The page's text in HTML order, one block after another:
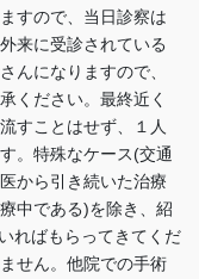
すので、当日診察は
来に受診されている
んになりますので、
ください。最終近く
すことはせず、１人
。特殊なケース(交通
から引き続いた治療
中である)を除き、紹
ればもらってきてくだ
せん。他院での手術